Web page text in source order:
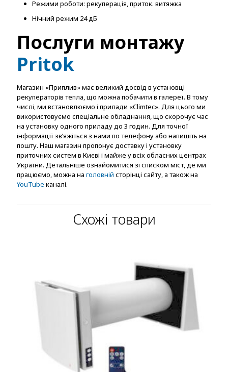
Режими роботи: рекуперація, приток. витяжка
Нічний режим 24 дБ
Послуги монтажу
Pritok
Магазин «Приплив» має великий досвід в установці
рекуператорів тепла, що можна побачити в галереї. В тому
числі, ми встановлюємо і прилади «Climtec». Для цього ми
використовуємо спеціальне обладнання, що скорочує час
на установку одного приладу до 3 годин. Для точної
інформації зв’яжіться з нами по телефону або напишіть на
пошту. Наш магазин пропонує доставку і установку
приточних систем в Києві і майже у всіх обласних центрах
України. Детальніше ознайомитися зі списком міст, де ми
працюємо, можна на головній сторінці сайту, а також на
YouTube каналі.
Схожі товари